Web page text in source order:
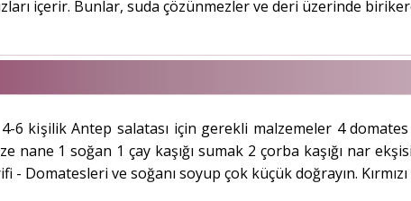
içerir. Bunlar, suda çözünmezler ve deri üzerinde
6 kişilik Antep salatası için gerekli malzemeler 4 domates
nane 1 soğan 1 çay kaşığı sumak 2 çorba kaşığı nar
- Domatesleri ve soğanı soyup çok küçük doğrayın.